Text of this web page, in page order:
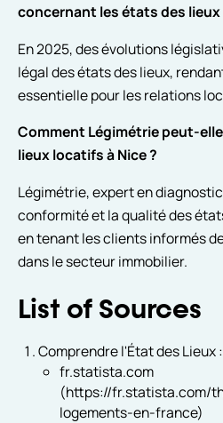
concernant les états des lieux
En 2025, des évolutions
légal des états des lieux,
essentielle pour les relations
Comment Légimétrie peut-
lieux locatifs à Nice ?
Légimétrie, expert en
conformité et la qualité des
en tenant les clients informés
dans le secteur immobilier.
List of Sources
Comprendre l'État des Lieux
fr.statista.com
(https://fr.statista.com/
logements-en-france)